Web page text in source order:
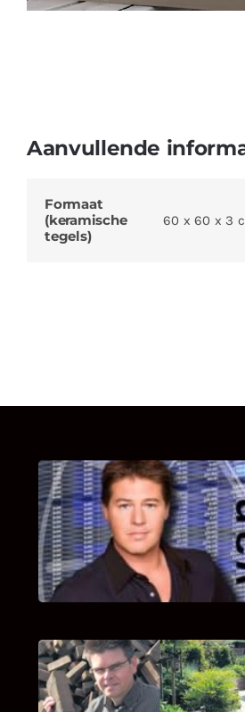
Aanvullende
Formaat
(keramische
tegels)
60 x 60 x 3
UITSTEL VAN
Bekijk hier de fragmenten
van Bricks and Stones aan
INTERVIEW MET
Hoe Bricks and Stones